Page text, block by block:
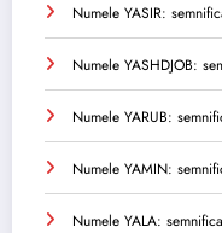
Numele YASIR:
Numele YASHDJOB:
Numele YARUB:
Numele YAMIN:
Numele YALA: